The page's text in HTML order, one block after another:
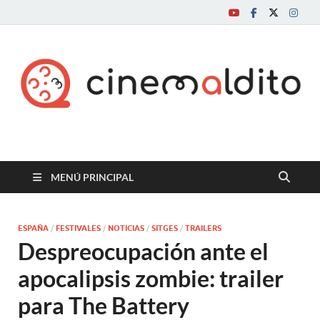
Cine maldito
MENÚ PRINCIPAL
ESPAÑA / FESTIVALES / NOTICIAS / SITGES / TRAILERS
Despreocupación ante el
apocalipsis zombie: trailer
para The Battery